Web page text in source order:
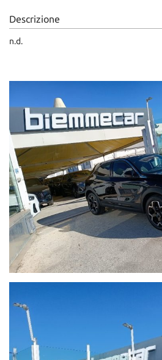
Descrizione
n.d.